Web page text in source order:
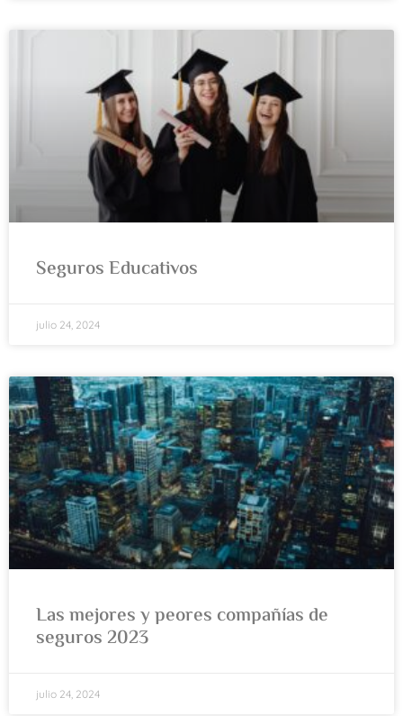
Seguros Educativos
julio 24, 2024
Las mejores y peores compañías de
seguros 2023
julio 24, 2024